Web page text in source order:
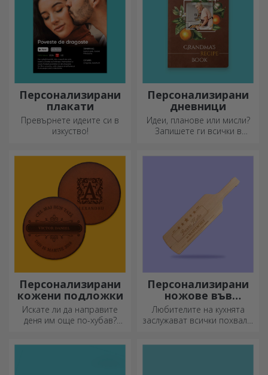
картичка.
Персонализирани
плакати
Превърнете идеите си в
изкуство!
Персонализирани
дневници
Идеи, планове или мисли?
Запишете ги всички в
Персонализирани
кожени подложки
Искате ли да направите
деня им още по-хубав?
помощта на подложки за
Персонализирани
ножове във
формата на
бутилка
Любителите на кухнята
заслужават всички похвали.
бутилка са идеални за